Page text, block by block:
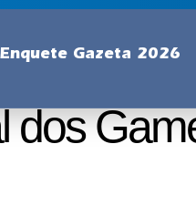
Enquete Gazeta 2026
dos